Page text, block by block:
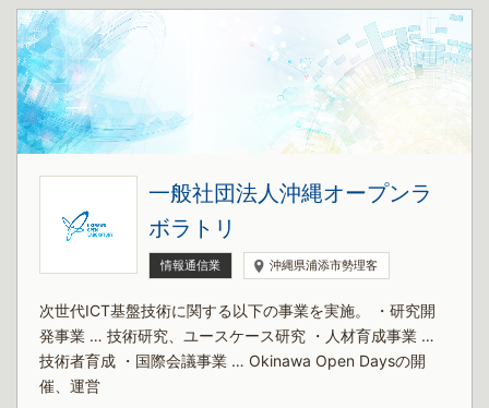
一般社団法人沖縄オープンラ
ボラトリ
情報通信業 沖縄県浦添市勢理客
次世代ICT基盤技術に関する以下の事業を実施。 ・研究開
発事業 … 技術研究、ユースケース研究 ・⼈材育成事業 …
技術者育成 ・国際会議事業 … Okinawa Open Daysの開
催、運営